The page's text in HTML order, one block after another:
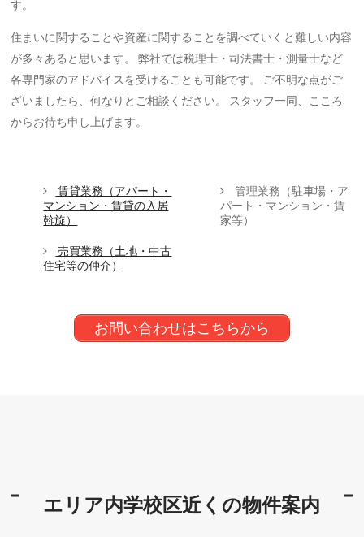
す。
住まいに関することや資産に関することを調べていくと難しい内容
が多々あると思います。
弊社では税理士・司法書士・測量士など
各専門家のアドバイスを受けることも可能です。
ご不明な点がご
ざいましたら、何なりとご相談ください。
スタッフ一同、こころ
からお待ち申し上げます。
賃貸業務（アパート・
マンション・賃貸の入居
斡旋）
売買業務（土地・中古
住宅等の仲介）
管理業務（駐車場・ア
パート・マンション・賃
家等）
お問い合わせはこちらから
エリア内学校区近くの物件案内